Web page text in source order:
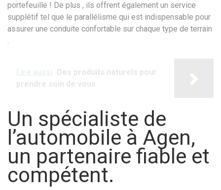
portefeuille ! De plus , ils offrent également un service
supplétif tel que le parallélisme qui est indispensable pour
assurer une conduite confortable sur chaque type de terrain
.
Des produits naturels pour
prendre soin de vous
Un spécialiste de
l’automobile à Agen,
un partenaire fiable et
compétent.